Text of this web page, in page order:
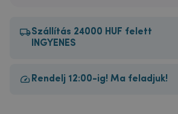
Szállítás 24000 HUF felett
INGYENES
Rendelj 12:00-ig! Ma feladjuk!